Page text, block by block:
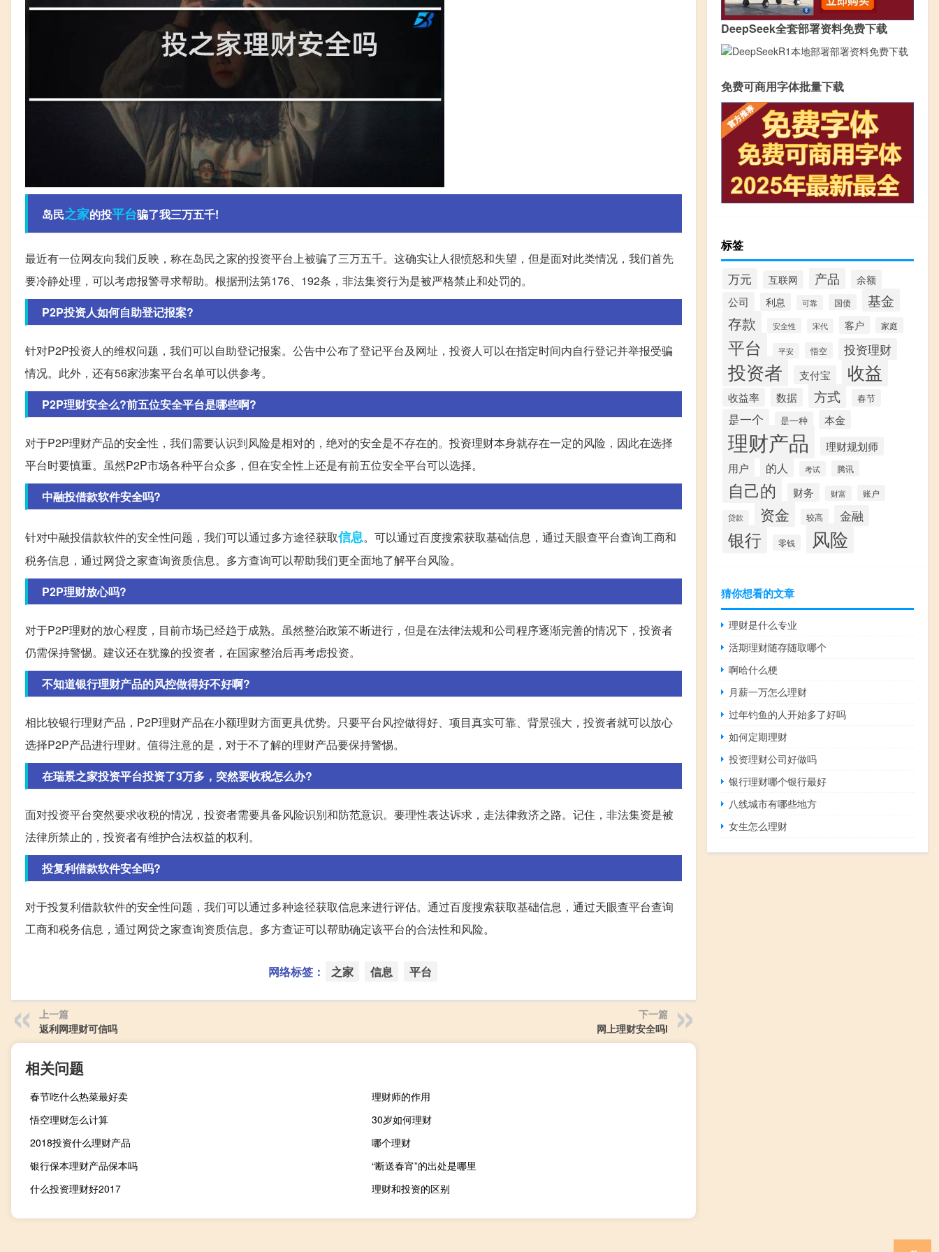
岛民之家的投平台骗了我三万五千!
最近有一位网友向我们反映，称在岛民之家的投资平台上被骗了三万五千。这确实让人很愤怒和失望，但是面对此类情况，我们首先
要冷静处理，可以考虑报警寻求帮助。根据刑法第176、192条，非法集资行为是被严格禁止和处罚的。
P2P投资人如何自助登记报案?
针对P2P投资人的维权问题，我们可以自助登记报案。公告中公布了登记平台及网址，投资人可以在指定时间内自行登记并举报受骗
情况。此外，还有56家涉案平台名单可以供参考。
P2P理财安全么?前五位安全平台是哪些啊?
对于P2P理财产品的安全性，我们需要认识到风险是相对的，绝对的安全是不存在的。投资理财本身就存在一定的风险，因此在选择
平台时要慎重。虽然P2P市场各种平台众多，但在安全性上还是有前五位安全平台可以选择。
中融投借款软件安全吗?
针对中融投借款软件的安全性问题，我们可以通过多方途径获取信息。可以通过百度搜索获取基础信息，通过天眼查平台查询工商和
税务信息，通过网贷之家查询资质信息。多方查询可以帮助我们更全面地了解平台风险。
P2P理财放心吗?
对于P2P理财的放心程度，目前市场已经趋于成熟。虽然整治政策不断进行，但是在法律法规和公司程序逐渐完善的情况下，投资者
仍需保持警惕。建议还在犹豫的投资者，在国家整治后再考虑投资。
不知道银行理财产品的风控做得好不好啊?
相比较银行理财产品，P2P理财产品在小额理财方面更具优势。只要平台风控做得好、项目真实可靠、背景强大，投资者就可以放心
选择P2P产品进行理财。值得注意的是，对于不了解的理财产品要保持警惕。
在瑞景之家投资平台投资了3万多，突然要收税怎么办?
面对投资平台突然要求收税的情况，投资者需要具备风险识别和防范意识。要理性表达诉求，走法律救济之路。记住，非法集资是被
法律所禁止的，投资者有维护合法权益的权利。
投复利借款软件安全吗?
对于投复利借款软件的安全性问题，我们可以通过多种途径获取信息来进行评估。通过百度搜索获取基础信息，通过天眼查平台查询
工商和税务信息，通过网贷之家查询资质信息。多方查证可以帮助确定该平台的合法性和风险。
网络标签： 之家 信息 平台
上一篇
返利网理财可信吗
下一篇
网上理财安全吗l
相关问题
春节吃什么热菜最好卖
理财师的作用
悟空理财怎么计算
30岁如何理财
2018投资什么理财产品
哪个理财
银行保本理财产品保本吗
“断送春宵”的出处是哪里
什么投资理财好2017
理财和投资的区别
DeepSeek全套部署资料免费下载
免费可商用字体批量下载
标签
万元 互联网 产品
余额
公司
利息 可靠 国债 基金
存款 安全性 宋代 客户 家庭
平台 平安 悟空 投资理财
投资者 支付宝 收益
收益率 数据 方式 春节
是一个 是一种 本金
理财产品
理财规划师
用户
的人 考试 腾讯
自己的 财务 财富 账户
贷款 资金 较高 金融
银行 零钱 风险
猜你想看的文章
理财是什么专业
活期理财随存随取哪个
啊哈什么梗
月薪一万怎么理财
过年钓鱼的人开始多了好吗
如何定期理财
投资理财公司好做吗
银行理财哪个银行最好
八线城市有哪些地方
女生怎么理财